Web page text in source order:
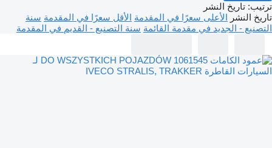
ترتيب: تاريخ النشر
تاريخ النشر الأعلى سعرًا في المقدمة الأقل سعرًا في المقدمة سنة
التصنيع - الجديد في مقدمة القائمة سنة التصنيع - القديم في المقدمة